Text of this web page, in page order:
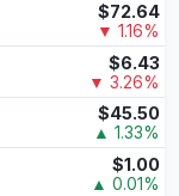
$72.64
▼ 1.16%
$6.43
▼ 3.26%
$45.50
▲ 1.33%
$1.00
▲ 0.01%